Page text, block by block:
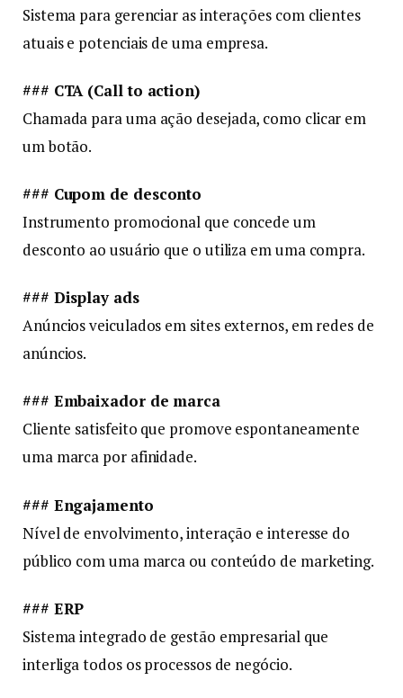
Sistema para gerenciar as interações com clientes
atuais e potenciais de uma empresa.
### CTA (Call to action)
Chamada para uma ação desejada, como clicar em
um botão.
### Cupom de desconto
Instrumento promocional que concede um
desconto ao usuário que o utiliza em uma compra.
### Display ads
Anúncios veiculados em sites externos, em redes de
anúncios.
### Embaixador de marca
Cliente satisfeito que promove espontaneamente
uma marca por afinidade.
### Engajamento
Nível de envolvimento, interação e interesse do
público com uma marca ou conteúdo de marketing.
### ERP
Sistema integrado de gestão empresarial que
interliga todos os processos de negócio.